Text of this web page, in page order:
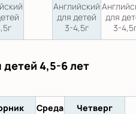
Английский
для детей
3-4,5г
для
3-
детей 4,5-6 лет
Среда Четверг